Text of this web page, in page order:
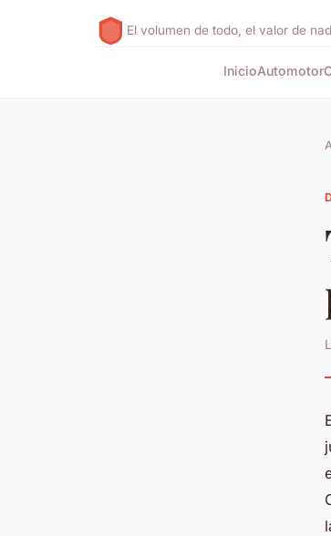
El volumen de todo, el valor de
InicioAutomotor